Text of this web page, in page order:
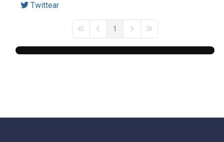
Twittear
First PagePrevious Page
1
Next PageLast Page